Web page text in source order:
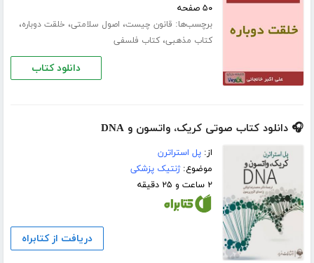
۵۰ صفحه
برچسب‌ها: قانون چیست، اصول سلامتی، خلقت دوباره،
کتاب مذهبی،کتاب فلسفی
دانلود کتاب
🎧 دانلود کتاب صوتی کریک، واتسون و DNA
از:پل استراترن
موضوع:ژنتیک پزشکی
۲ ساعت و ۲۵ دقیقه
دریافت از کتابراه